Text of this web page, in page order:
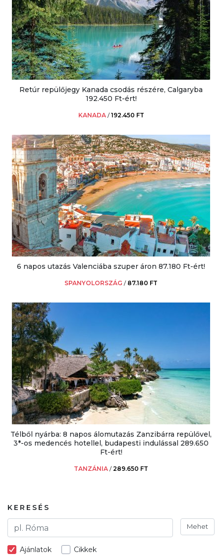
Retúr repülőjegy Kanada csodás részére, Calgaryba
192.450 Ft-ért!
KANADA /192.450 FT
6 napos utazás Valenciába szuper áron 87.180 Ft-ért!
SPANYOLORSZÁG / 87.180 FT
Télből nyárba: 8 napos álomutazás Zanzibárra repülővel,
3*-os medencés hotellel, budapesti indulással 289.650
Ft-ért!
TANZÁNIA /289.650 FT
KERESÉS
Mehet
Ajánlatok Cikkek